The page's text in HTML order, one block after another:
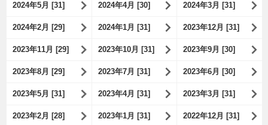
2024年5月 [31] 2024年4月 [30] 2024年3月 [31]
2024年2月 [29] 2024年1月 [31] 2023年12月 [31]
2023年11月 [29] 2023年10月 [31] 2023年9月 [30]
2023年8月 [29] 2023年7月 [31] 2023年6月 [30]
2023年5月 [31] 2023年4月 [31] 2023年3月 [31]
2023年2月 [28] 2023年1月 [31] 2022年12月 [31]